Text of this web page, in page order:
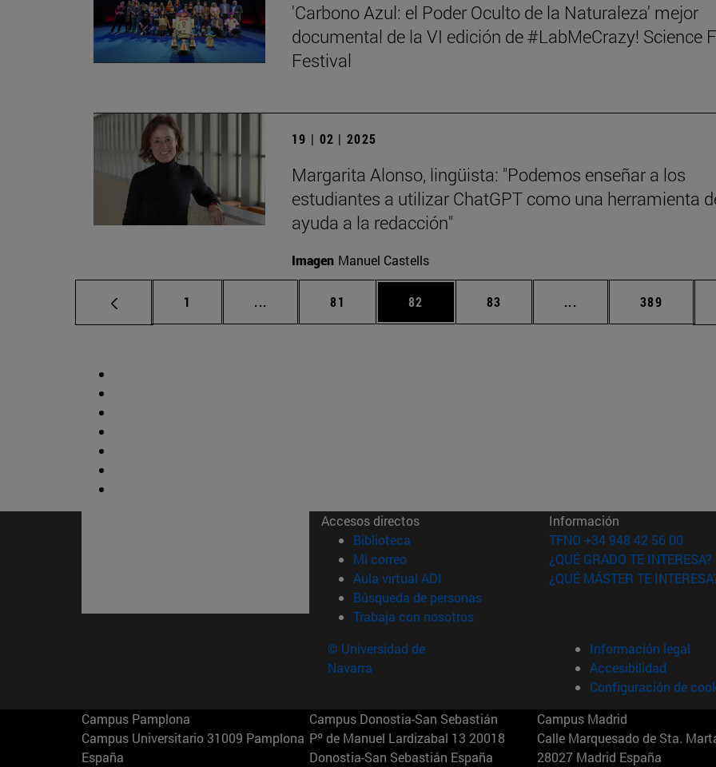
'Carbono Azul: el Poder Oculto de la Naturaleza' mejor
documental de la VI edición de #LabMeCrazy! Science
Festival
19 | 02 | 2025
Margarita Alonso, lingüista: "Podemos enseñar a los
estudiantes a utilizar ChatGPT como una herramienta
ayuda a la redacción"
Imagen Manuel Castells
Página
1 ... Páginas intermedias Use TAB para desplazarse.
Página
81 Página
82 Página
83 ... Páginas intermedias
Página
389
Accesos directos
Biblioteca (abre en nueva ventana)
Mi correo(abre en nueva ventana)
Aula virtual ADI (abre en nueva ventana)
Búsqueda de personas(abre en nueva ventana)
Trabaja con nosotros(abre en nueva ventana)
Información
TFNO +34 948 42 56 00
¿QUÉ GRADO TE INTERESA?
¿QUÉ MÁSTER TE
© Universidad de
Navarra
Información legal
Accesibilidad
Configuración de
Campus Pamplona
Campus Universitario 31009 Pamplona
España
Campus Donostia-San Sebastián
Pº de Manuel Lardizabal 13 20018
Donostia-San Sebastián España
Campus Madrid
Calle Marquesado de Sta.
28027 Madrid España